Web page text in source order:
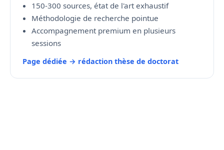
150-300 sources, état de l'art exhaustif
Méthodologie de recherche pointue
Accompagnement premium en plusieurs
sessions
Page dédiée → rédaction thèse de doctorat